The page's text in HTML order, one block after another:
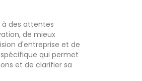
à des attentes
de mieux
d'entreprise et de
qui permet
et de clarifier sa